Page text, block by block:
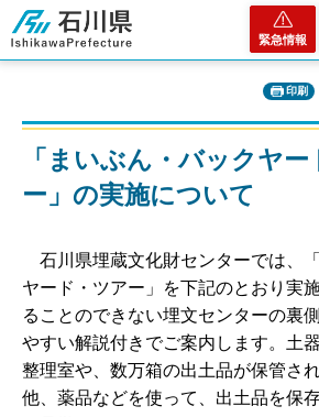
石川県
緊急情報
印刷
「まいぶん・バックヤ
ー」の実施について
石川県埋蔵文化財センターでは、
ヤード・ツアー」を下記のとおり実
ることのできない埋文センターの裏
やすい解説付きでご案内します。土
整理室や、数万箱の出土品が保管さ
他、薬品などを使って、出土品を保